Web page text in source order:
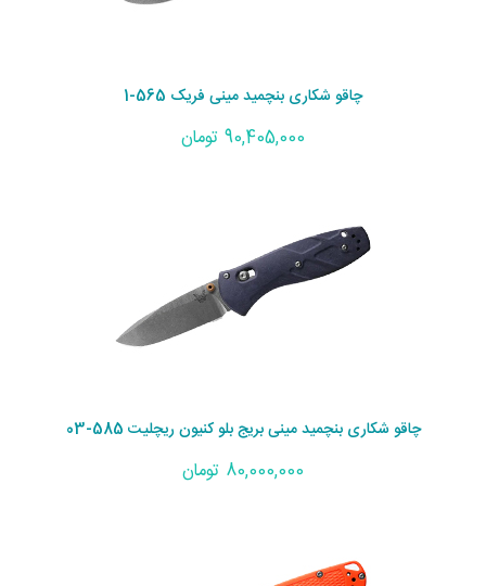
چاقو شکاری بنچمید مینی فریک 565-1
90,405,000 تومان
چاقو شکاری بنچمید مینی بریج بلو کنیون ریچلیت 585-03
80,000,000 تومان